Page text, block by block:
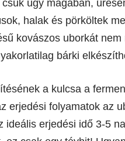
úgy magában,
halak és pörköltek
kovászos uborkát
bárki
a kulcsa a
erjedési folyamatok az
ideális erjedési idő 3-5